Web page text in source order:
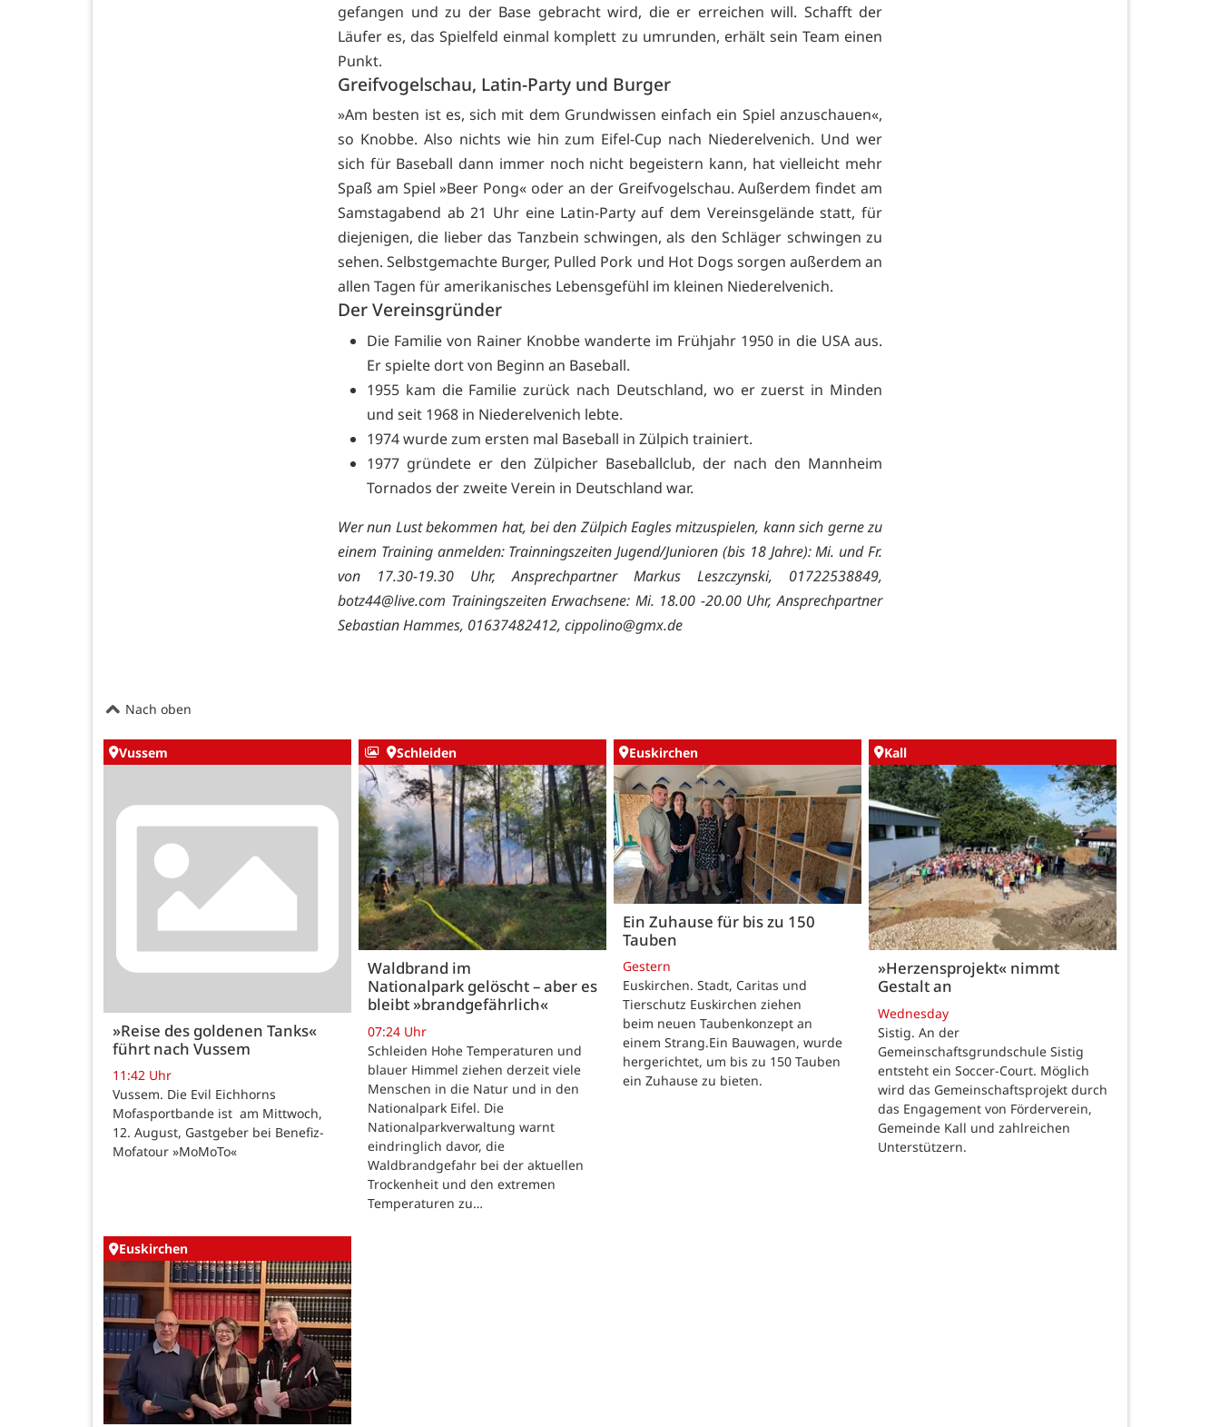
gefangen und zu der Base gebracht wird, die er erreichen will. Schafft der
Läufer es, das Spielfeld einmal komplett zu umrunden, erhält sein Team einen
Punkt.
Greifvogelschau, Latin-Party und Burger
»Am besten ist es, sich mit dem Grundwissen einfach ein Spiel anzuschauen«,
so Knobbe. Also nichts wie hin zum Eifel-Cup nach Niederelvenich. Und wer
sich für Baseball dann immer noch nicht begeistern kann, hat vielleicht mehr
Spaß am Spiel »Beer Pong« oder an der Greifvogelschau. Außerdem findet am
Samstagabend ab 21 Uhr eine Latin-Party auf dem Vereinsgelände statt, für
diejenigen, die lieber das Tanzbein schwingen, als den Schläger schwingen zu
sehen. Selbstgemachte Burger, Pulled Pork und Hot Dogs sorgen außerdem an
allen Tagen für amerikanisches Lebensgefühl im kleinen Niederelvenich.
Der Vereinsgründer
Die Familie von Rainer Knobbe wanderte im Frühjahr 1950 in die USA aus.
Er spielte dort von Beginn an Baseball.
1955 kam die Familie zurück nach Deutschland, wo er zuerst in Minden
und seit 1968 in Niederelvenich lebte.
1974 wurde zum ersten mal Baseball in Zülpich trainiert.
1977 gründete er den Zülpicher Baseballclub, der nach den Mannheim
Tornados der zweite Verein in Deutschland war.
Wer nun Lust bekommen hat, bei den Zülpich Eagles mitzuspielen, kann sich gerne zu
einem Training anmelden: Trainningszeiten Jugend/Junioren (bis 18 Jahre): Mi. und Fr.
von 17.30-19.30 Uhr, Ansprechpartner Markus Leszczynski, 01722538849,
botz44@live.com Trainingszeiten Erwachsene: Mi. 18.00 -20.00 Uhr, Ansprechpartner
Sebastian Hammes, 01637482412, cippolino@gmx.de
Nach oben
Vussem
»Reise des goldenen Tanks«
führt nach Vussem
11:42 Uhr
Vussem. Die Evil Eichhorns
Mofasportbande ist am Mittwoch,
12. August, Gastgeber bei Benefiz-
Mofatour »MoMoTo«
Schleiden
Waldbrand im
Nationalpark gelöscht – aber es
bleibt »brandgefährlich«
07:24 Uhr
Schleiden Hohe Temperaturen und
blauer Himmel ziehen derzeit viele
Menschen in die Natur und in den
Nationalpark Eifel. Die
Nationalparkverwaltung warnt
eindringlich davor, die
Waldbrandgefahr bei der aktuellen
Trockenheit und den extremen
Temperaturen zu…
Euskirchen
Ein Zuhause für bis zu 150
Tauben
Gestern
Euskirchen. Stadt, Caritas und
Tierschutz Euskirchen ziehen
beim neuen Taubenkonzept an
einem Strang.Ein Bauwagen, wurde
hergerichtet, um bis zu 150 Tauben
ein Zuhause zu bieten.
Kall
»Herzensprojekt« nimmt
Gestalt an
Wednesday
Sistig. An der
Gemeinschaftsgrundschule Sistig
entsteht ein Soccer-Court. Möglich
wird das Gemeinschaftsprojekt durch
das Engagement von Förderverein,
Gemeinde Kall und zahlreichen
Unterstützern.
Euskirchen